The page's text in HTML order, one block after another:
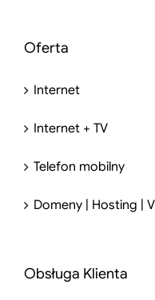
Oferta
Internet
Internet + TV
Telefon mobilny
Domeny | Hosting |
Obsługa Klienta